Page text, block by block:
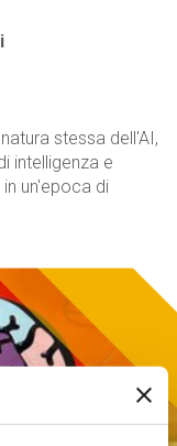
stessa dell'AI,
intelligenza e
un'epoca di